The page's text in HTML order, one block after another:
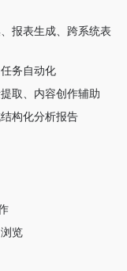
报表生成、跨系统表
务自动化
取、内容创作辅助
构化分析报告
览